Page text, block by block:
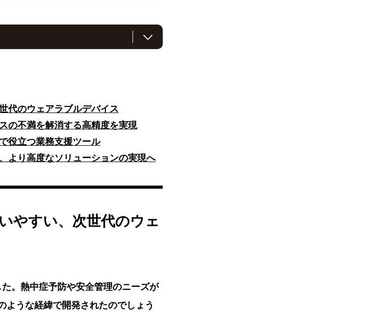
ています。4G通信機能を搭載し、バイタル
通話、位置測位など多彩な機能を備えていま
スの情報をクラウドで一括管理できる点が
向け販売を担当し、両社の連携により機能拡
代のウェアラブルデバイス
の不満を解消する高精度を実現
役立つ業務支援ツール
より高度なソリューションの実現へ
やすい、次世代のウェ
。熱中症予防や安全管理のニーズが
うな経緯で開発されたのでしょう